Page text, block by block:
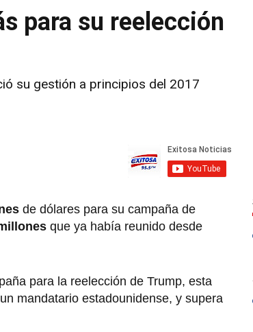
para su reelección
su gestión a principios del 2017
de dólares para su campaña de
que ya había reunido desde
para la reelección de Trump, esta
mandatario estadounidense, y supera